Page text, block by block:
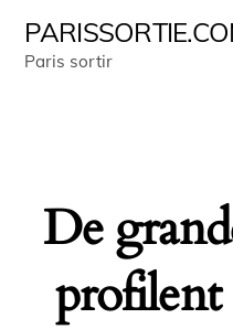
Paris sortir
De
profilent